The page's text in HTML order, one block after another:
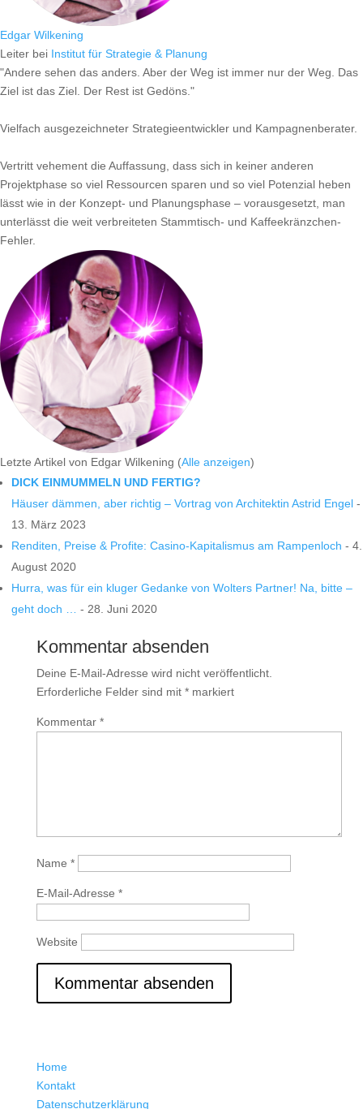
Edgar Wilkening
Leiter bei Institut für Strategie & Planung
"Andere sehen das anders. Aber der Weg ist immer nur der Weg. Das
Ziel ist das Ziel. Der Rest ist Gedöns."
Vielfach ausgezeichneter Strategieentwickler und Kampagnenberater.
Vertritt vehement die Auffassung, dass sich in keiner anderen
Projektphase so viel Ressourcen sparen und so viel Potenzial heben
lässt wie in der Konzept- und Planungsphase – vorausgesetzt, man
unterlässt die weit verbreiteten Stammtisch- und Kaffeekränzchen-
Fehler.
Letzte Artikel von Edgar Wilkening (Alle anzeigen)
DICK EINMUMMELN UND FERTIG?
Häuser dämmen, aber richtig – Vortrag von Architektin Astrid Engel -
13. März 2023
Renditen, Preise & Profite: Casino-Kapitalismus am Rampenloch - 4.
August 2020
Hurra, was für ein kluger Gedanke von Wolters Partner! Na, bitte –
geht doch …
- 28. Juni 2020
Kommentar absenden
Deine E-Mail-Adresse wird nicht veröffentlicht.
Erforderliche Felder sind mit *markiert
Kommentar *
Name *
E-Mail-Adresse *
Website
Home
Kontakt
Datenschutzerklärung